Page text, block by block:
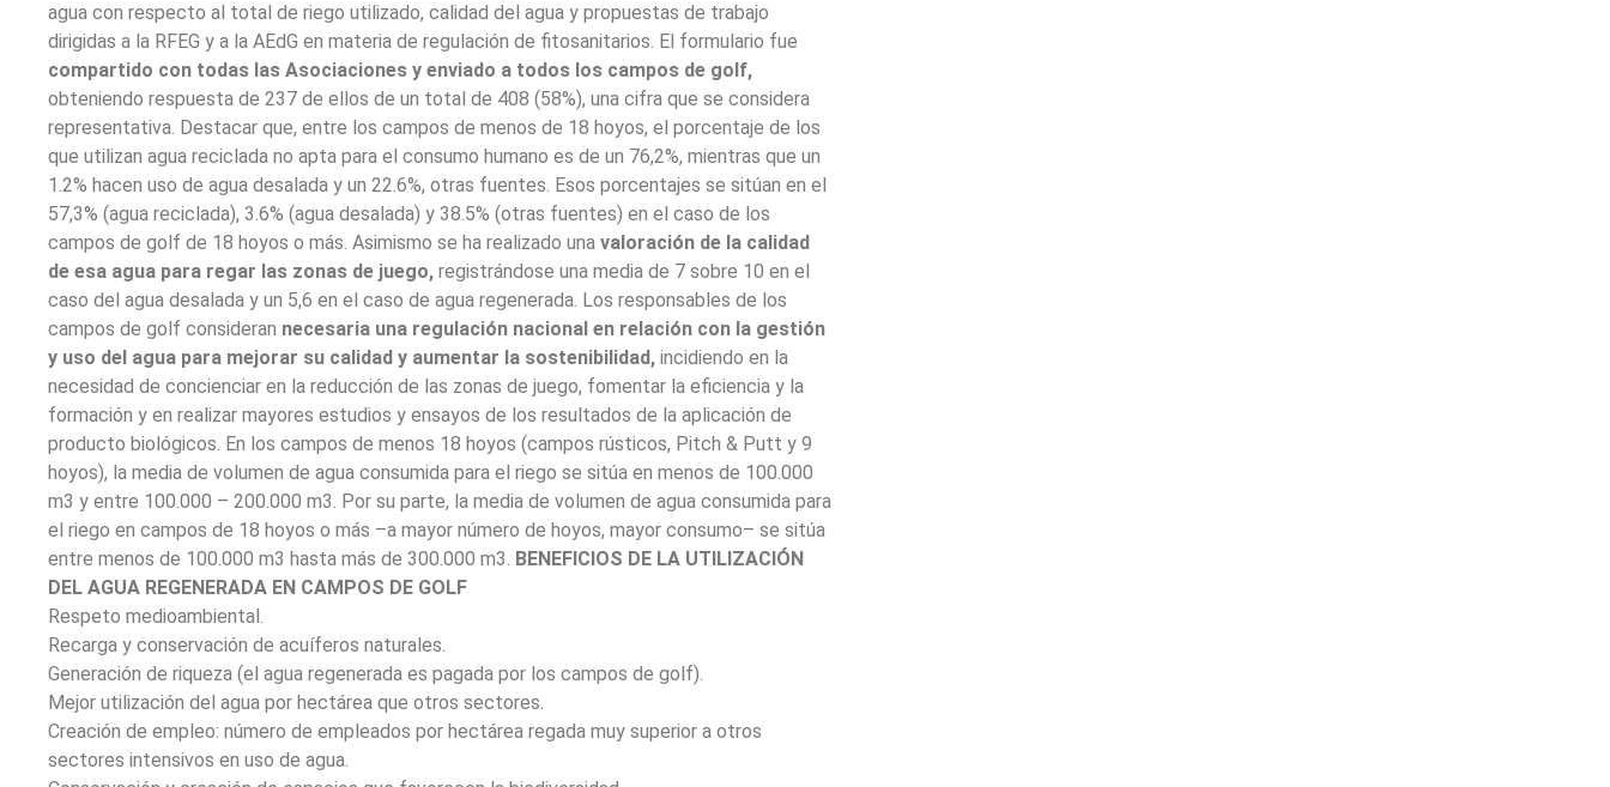
agua con respecto al total de riego utilizado, calidad del agua y propuestas de trabajo
dirigidas a la RFEG y a la AEdG en materia de regulación de fitosanitarios. El formulario fue
compartido con todas las Asociaciones y enviado a todos los campos de golf,
obteniendo respuesta de 237 de ellos de un total de 408 (58%), una cifra que se considera
representativa. Destacar que, entre los campos de menos de 18 hoyos, el porcentaje de los
que utilizan agua reciclada no apta para el consumo humano es de un 76,2%, mientras que un
1.2% hacen uso de agua desalada y un 22.6%, otras fuentes. Esos porcentajes se sitúan en el
57,3% (agua reciclada), 3.6% (agua desalada) y 38.5% (otras fuentes) en el caso de los
campos de golf de 18 hoyos o más. Asimismo se ha realizado una valoración de la calidad
de esa agua para regar las zonas de juego, registrándose una media de 7 sobre 10 en el
caso del agua desalada y un 5,6 en el caso de agua regenerada. Los responsables de los
campos de golf consideran necesaria una regulación nacional en relación con la gestión
y uso del agua para mejorar su calidad y aumentar la sostenibilidad, incidiendo en la
necesidad de concienciar en la reducción de las zonas de juego, fomentar la eficiencia y la
formación y en realizar mayores estudios y ensayos de los resultados de la aplicación de
producto biológicos. En los campos de menos 18 hoyos (campos rústicos, Pitch & Putt y 9
hoyos), la media de volumen de agua consumida para el riego se sitúa en menos de 100.000
m3 y entre 100.000 – 200.000 m3. Por su parte, la media de volumen de agua consumida para
el riego en campos de 18 hoyos o más –a mayor número de hoyos, mayor consumo– se sitúa
entre menos de 100.000 m3 hasta más de 300.000 m3. BENEFICIOS DE LA UTILIZACIÓN
DEL AGUA REGENERADA EN CAMPOS DE GOLF
Respeto medioambiental.
Recarga y conservación de acuíferos naturales.
Generación de riqueza (el agua regenerada es pagada por los campos de golf).
Mejor utilización del agua por hectárea que otros sectores.
Creación de empleo: número de empleados por hectárea regada muy superior a otros
sectores intensivos en uso de agua.